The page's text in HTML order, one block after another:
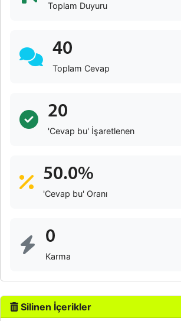
Toplam Duyuru
40
Toplam Cevap
20
'Cevap bu' İşaretlenen
50.0%
'Cevap bu' Oranı
0
Karma
Silinen İçerikler